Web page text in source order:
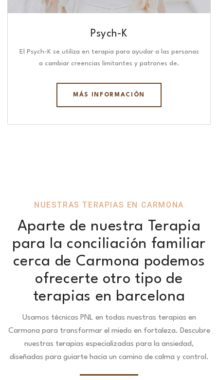
Psych-K
El Psych-K se utiliza en terapia para ayudar a las personas
a cambiar creencias limitantes y patrones de.
MÁS INFORMACIÓN
NUESTRAS TERAPIAS EN CARMONA
Aparte de nuestra Terapia
para la conciliación familiar
cerca de Carmona podemos
ofrecerte otro tipo de
terapias en barcelona
Usamos técnicas PNL en todas nuestras terapias en
Carmona para transformar el miedo en fortaleza. Descubre
nuestras terapias especializadas para la ansiedad,
diseñadas para guiarte hacia un camino de calma y control.